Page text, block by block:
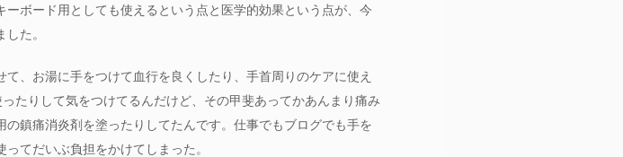
ボード用としても使えるという点と医学的効果という点が、今
た。
、お湯に手をつけて血行を良くしたり、手首周りのケアに使え
たりして気をつけてるんだけど、その甲斐あってかあんまり痛み
鎮痛消炎剤を塗ったりしてたんです。仕事でもブログでも手を
てだいぶ負担をかけてしまった。